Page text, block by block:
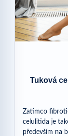
Tuková
Zatímco
celulitida je
především na